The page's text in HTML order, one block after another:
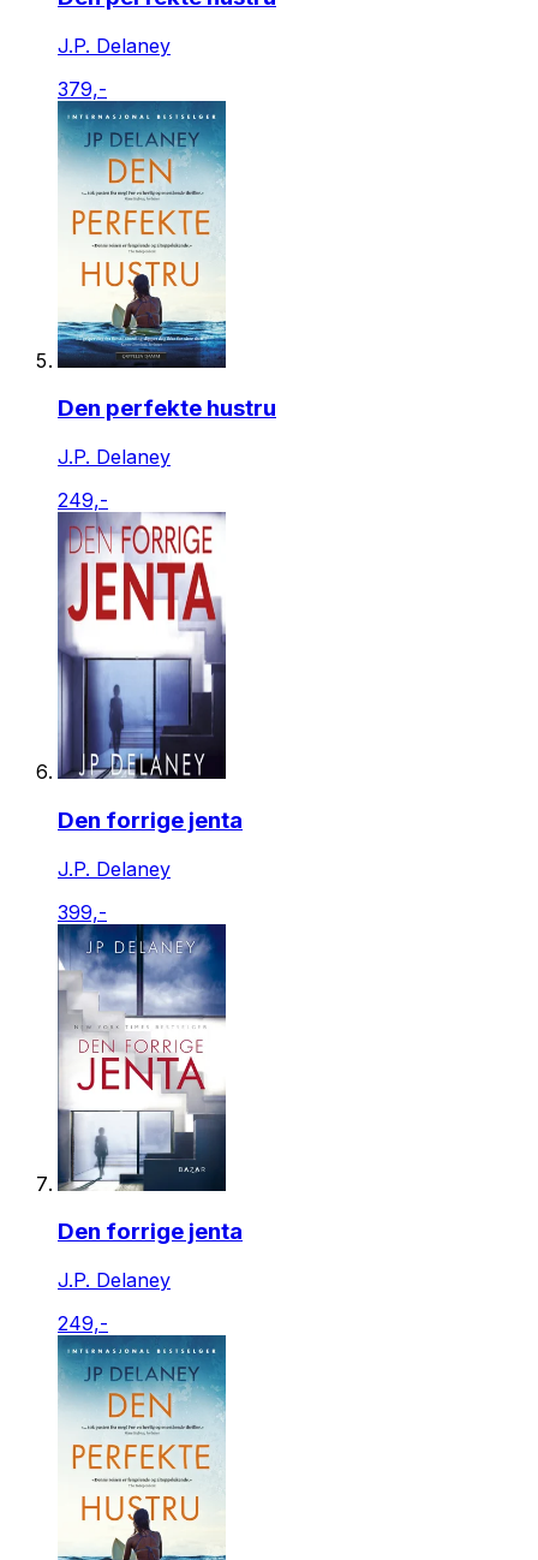
J.P. Delaney
379,-
Den perfekte hustru
J.P. Delaney
249,-
Den forrige jenta
J.P. Delaney
399,-
Den forrige jenta
J.P. Delaney
249,-